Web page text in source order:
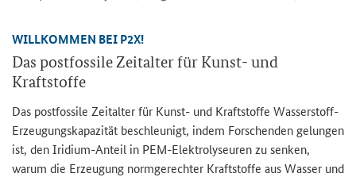
WILLKOMMEN BEI P2X!
Das postfossile Zeitalter für Kunst- und
Kraftstoffe
Das postfossile Zeitalter für Kunst- und Kraftstoffe Wasserstoff-
Erzeugungskapazität beschleunigt, indem Forschenden gelungen
ist, den Iridium-Anteil in PEM-Elektrolyseuren zu senken,
warum die Erzeugung normgerechter Kraftstoffe aus Wasser und